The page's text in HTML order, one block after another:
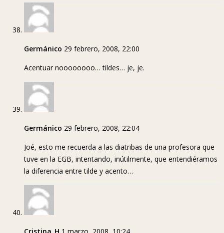
Germánico 29 febrero, 2008, 22:00
Acentuar noooooooo… tildes… je, je.
Germánico 29 febrero, 2008, 22:04
Joé, esto me recuerda a las diatribas de una profesora que
tuve en la EGB, intentando, inútilmente, que entendiéramos
la diferencia entre tilde y acento…